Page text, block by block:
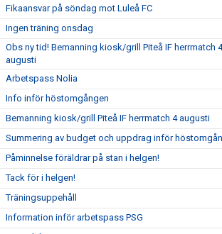
Fikaansvar på söndag mot Luleå FC
Ingen träning onsdag
Obs ny tid! Bemanning kiosk/grill Piteå IF herrmatch 4
augusti
Arbetspass Nolia
Info inför höstomgången
Bemanning kiosk/grill Piteå IF herrmatch 4 augusti
Summering av budget och uppdrag inför
Påminnelse föräldrar på stan i helgen!
Tack för i helgen!
Träningsuppehåll
Information inför arbetspass PSG